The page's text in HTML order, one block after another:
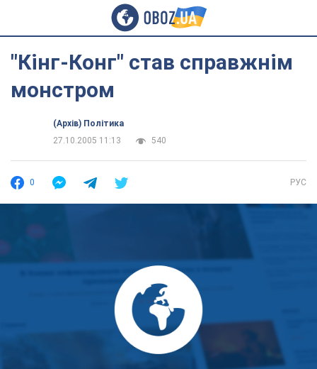
"Кінг-Конг" став справжнім
монстром
(Архів) Політика
27.10.2005 11:13
540
0 РУС